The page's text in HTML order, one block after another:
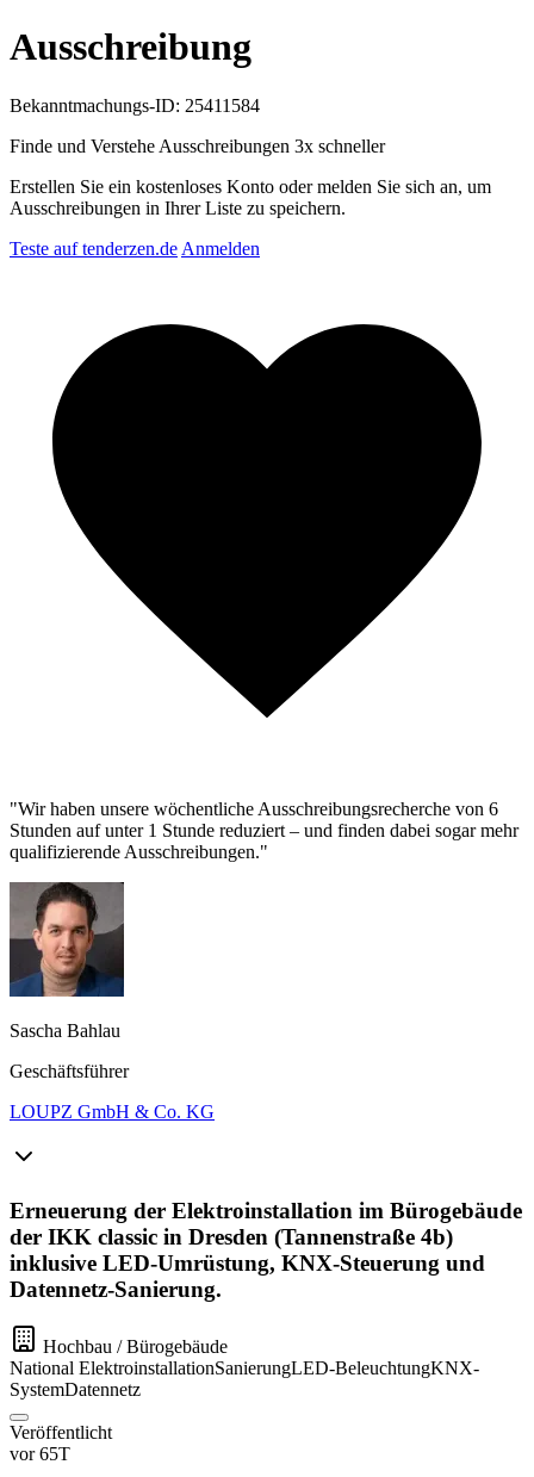
Ausschreibung
Bekanntmachungs-ID: 25411584
Finde und Verstehe Ausschreibungen 3x schneller
Erstellen Sie ein kostenloses Konto oder melden Sie sich an, um
Ausschreibungen in Ihrer Liste zu speichern.
Teste auf tenderzen.de Anmelden
"Wir haben unsere wöchentliche Ausschreibungsrecherche von 6
Stunden auf unter 1 Stunde reduziert – und finden dabei sogar mehr
qualifizierende Ausschreibungen."
Sascha Bahlau
Geschäftsführer
LOUPZ GmbH & Co. KG
Erneuerung der Elektroinstallation im Bürogebäude
der IKK classic in Dresden (Tannenstraße 4b)
inklusive LED-Umrüstung, KNX-Steuerung und
Datennetz-Sanierung.
Hochbau / Bürogebäude
National ElektroinstallationSanierungLED-BeleuchtungKNX-
SystemDatennetz
Veröffentlicht
vor 65T